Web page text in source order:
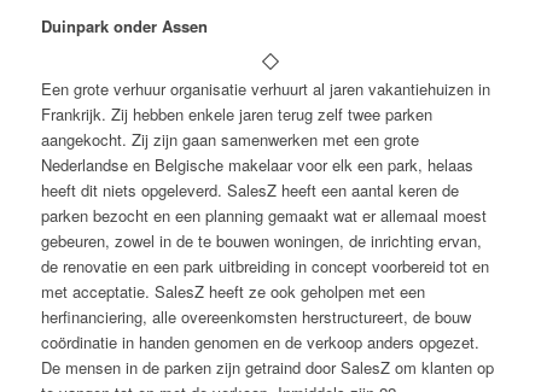
Duinpark onder Assen
Een grote verhuur organisatie verhuurt al jaren vakantiehuizen in
Frankrijk. Zij hebben enkele jaren terug zelf twee parken
aangekocht. Zij zijn gaan samenwerken met een grote
Nederlandse en Belgische makelaar voor elk een park, helaas
heeft dit niets opgeleverd. SalesZ heeft een aantal keren de
parken bezocht en een planning gemaakt wat er allemaal moest
gebeuren, zowel in de te bouwen woningen, de inrichting ervan,
de renovatie en een park uitbreiding in concept voorbereid tot en
met acceptatie. SalesZ heeft ze ook geholpen met een
herfinanciering, alle overeenkomsten herstructureert, de bouw
coördinatie in handen genomen en de verkoop anders opgezet.
De mensen in de parken zijn getraind door SalesZ om klanten op